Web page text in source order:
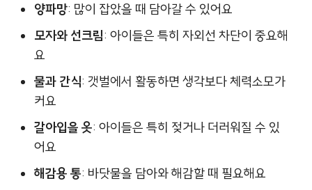
양파망: 많이 잡았을 때 담아갈 수 있어요
모자와 선크림: 아이들은 특히 자외선 차단이 중요해
요
물과 간식: 갯벌에서 활동하면 생각보다 체력소모가
커요
갈아입을 옷: 아이들은 특히 젖거나 더러워질 수 있
어요
해감용 통: 바닷물을 담아와 해감할 때 필요해요